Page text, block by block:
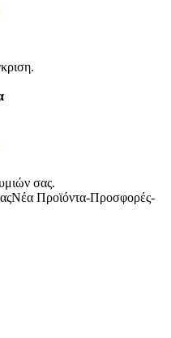
σας.
Νέα Προϊόντα-Προσφορές-